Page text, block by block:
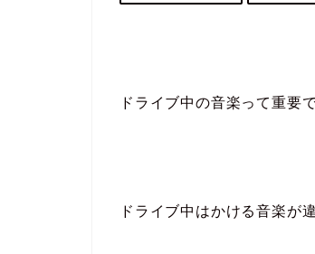
ドライブ中の音楽って重要
ドライブ中はかける音楽が